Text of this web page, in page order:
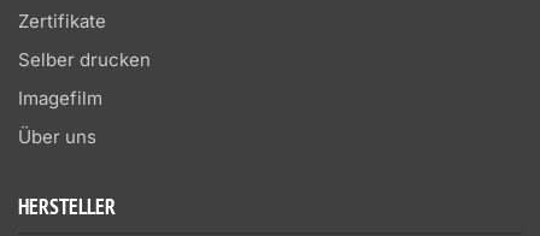
Zertifikate
Selber drucken
Imagefilm
Über uns
HERSTELLER